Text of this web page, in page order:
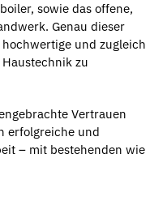
sowie das offene,
Genau dieser
und zugleich
zu
Vertrauen
erfolgreiche und
– mit bestehenden wie